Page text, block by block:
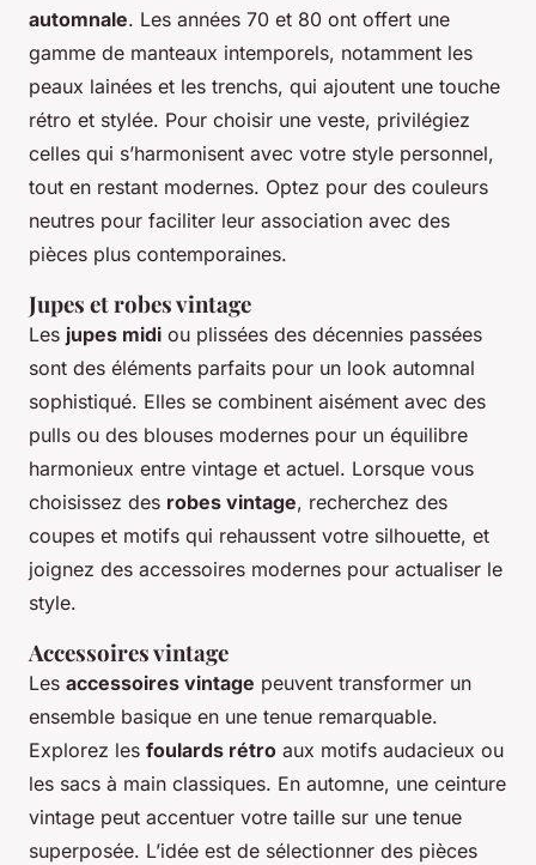
automnale. Les années 70 et 80 ont offert une
gamme de manteaux intemporels, notamment les
peaux lainées et les trenchs, qui ajoutent une touche
rétro et stylée. Pour choisir une veste, privilégiez
celles qui s’harmonisent avec votre style personnel,
tout en restant modernes. Optez pour des couleurs
neutres pour faciliter leur association avec des
pièces plus contemporaines.
Jupes et robes vintage
Les jupes midi ou plissées des décennies passées
sont des éléments parfaits pour un look automnal
sophistiqué. Elles se combinent aisément avec des
pulls ou des blouses modernes pour un équilibre
harmonieux entre vintage et actuel. Lorsque vous
choisissez des robes vintage, recherchez des
coupes et motifs qui rehaussent votre silhouette, et
joignez des accessoires modernes pour actualiser le
style.
Accessoires vintage
Les accessoires vintage peuvent transformer un
ensemble basique en une tenue remarquable.
Explorez les foulards rétro aux motifs audacieux ou
les sacs à main classiques. En automne, une ceinture
vintage peut accentuer votre taille sur une tenue
superposée. L’idée est de sélectionner des pièces